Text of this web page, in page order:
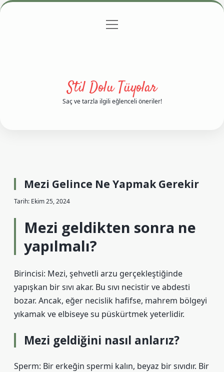
Gizlilik Politikası
menüyü
Stil Dolu Tüyolar
Saç ve tarzla ilgili eğlenceli öneriler!
Mezi Gelince Ne Yapmak Gerekir
Tarih: Ekim 25, 2024
Mezi geldikten sonra ne
yapılmalı?
Birincisi: Mezi, şehvetli arzu gerçekleştiğinde
yapışkan bir sıvı akar. Bu sıvı necistir ve abdesti
bozar. Ancak, eğer necislik hafifse, mahrem bölgeyi
yıkamak ve elbiseye su püskürtmek yeterlidir.
Mezi geldiğini nasıl anlarız?
Sperm: Bir erkeğin spermi kalın, beyaz bir sıvıdır. Bir